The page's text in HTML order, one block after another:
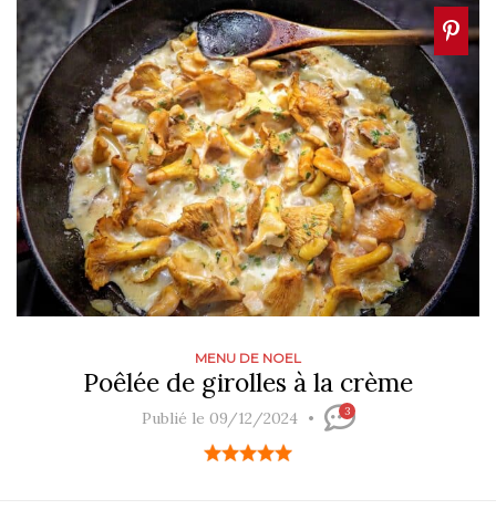
MENU DE NOEL
Poêlée de girolles à la crème
Publié le 09/12/2024 3